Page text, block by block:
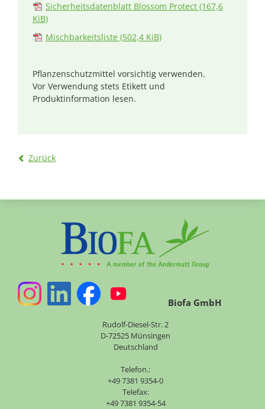
Sicherheitsdatenblatt Blossom Protect (167,6
KiB)
Mischbarkeitsliste (502,4 KiB)
Pflanzenschutzmittel vorsichtig verwenden.
Vor Verwendung stets Etikett und
Produktinformation lesen.
Zurück
Biofa GmbH
Rudolf-Diesel-Str. 2
D-72525 Münsingen
Deutschland
Telefon.:
+49 7381 9354-0
Telefax:
+49 7381 9354-54